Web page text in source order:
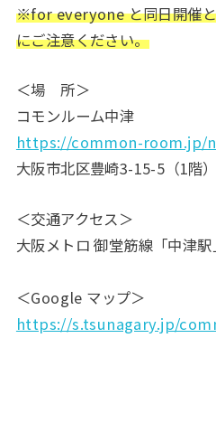
※for everyone と同日開催と
にご注意ください。
＜場 所＞
コモンルーム中津
https://common-room.jp/
大阪市北区豊崎3-15-5（1階）
＜交通アクセス＞
大阪メトロ 御堂筋線「中津
＜Google マップ＞
https://s.tsunagary.jp/